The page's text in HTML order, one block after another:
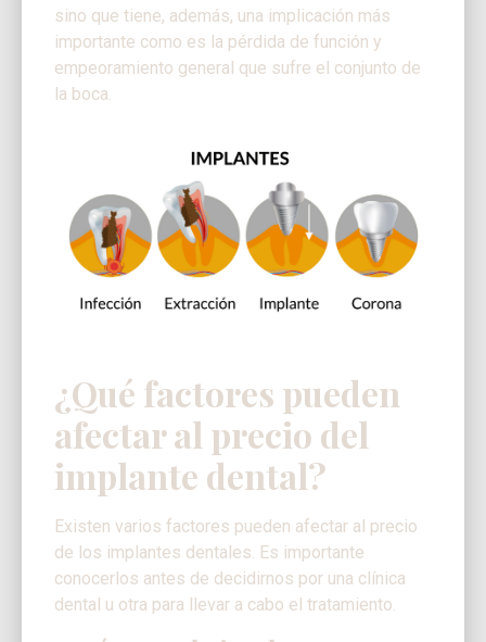
sino que tiene, además, una implicación más
importante como es la pérdida de función y
empeoramiento general que sufre el conjunto de
la boca.
¿Qué factores pueden
afectar al precio del
implante dental?
Existen varios factores pueden afectar al precio
de los implantes dentales. Es importante
conocerlos antes de decidirnos por una clínica
dental u otra para llevar a cabo el tratamiento.